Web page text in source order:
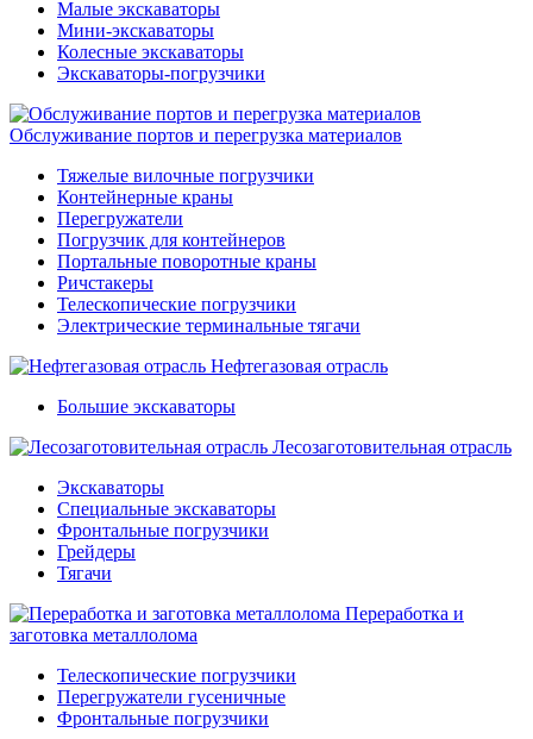
Малые экскаваторы
Мини-экскаваторы
Колесные экскаваторы
Экскаваторы-погрузчики
Обслуживание портов и перегрузка материалов
Тяжелые вилочные погрузчики
Контейнерные краны
Перегружатели
Погрузчик для контейнеров
Портальные поворотные краны
Ричстакеры
Телескопические погрузчики
Электрические терминальные тягачи
Нефтегазовая отрасль
Большие экскаваторы
Лесозаготовительная отрасль
Экскаваторы
Специальные экскаваторы
Фронтальные погрузчики
Грейдеры
Тягачи
Переработка и
заготовка металлолома
Телескопические погрузчики
Перегружатели гусеничные
Фронтальные погрузчики